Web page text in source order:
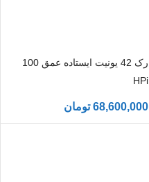
رک 42 یونیت ایستاده عمق 100
HPi
68,600,000 تومان